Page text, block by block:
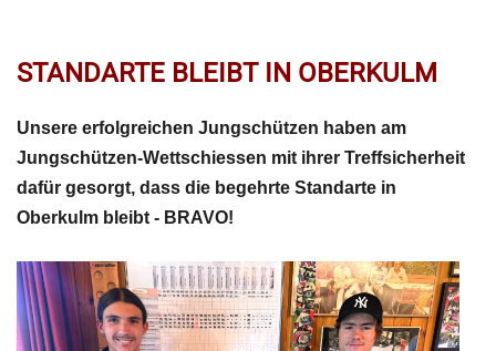
STANDARTE BLEIBT IN OBERKULM
Unsere erfolgreichen Jungschützen haben am
Jungschützen-Wettschiessen mit ihrer Treffsicherheit
dafür gesorgt, dass die begehrte Standarte in
Oberkulm bleibt - BRAVO!